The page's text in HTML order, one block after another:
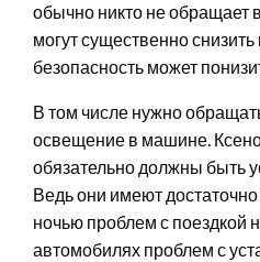
обычно никто не обращает
могут существенно снизить
безопасность может
В том числе нужно
освещение в машине.
обязательно должны быть
Ведь они имеют достаточно
ночью проблем с поездкой
автомобилях проблем с